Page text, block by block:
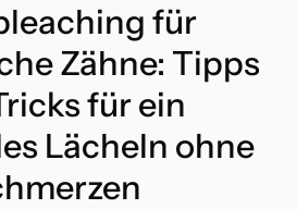
für
Zähne: Tipps
für ein
Lächeln ohne